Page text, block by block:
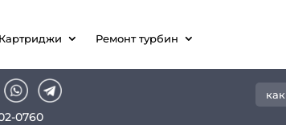
Картриджи Ремонт турбин
0760